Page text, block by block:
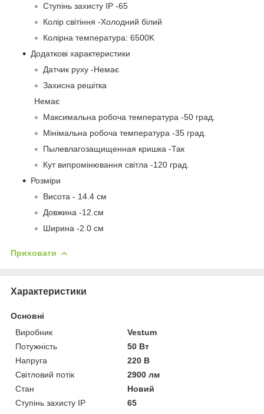
Ступінь захисту IP -65
Колір світіння -Холодний білий
Колірна температура: 6500K
Додаткові характеристики
Датчик руху -Немає
Захисна решітка
Немає
Максимальна робоча температура -50 град.
Мінімальна робоча температура -35 град.
Пылевлагозащищенная кришка -Так
Кут випромінювання світла -120 град.
Розміри
Висота - 14.4 см
Довжина -12.см
Ширина -2.0 см
Приховати
Характеристики
Основні
Виробник
Vestum
Потужність
50 Вт
Напруга
220 В
Світловий потік
2900 лм
Стан
Новий
Ступінь захисту IP
65